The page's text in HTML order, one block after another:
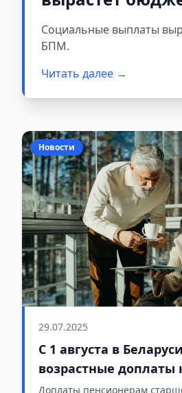
прожиточного
и социальные
Социальные выплаты
БПМ.
Читать далее →
Новости
29.07.2025
С 1 августа в
возрастные доплаты
Доплаты пенсионерам